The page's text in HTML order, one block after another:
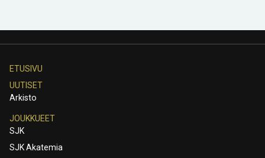
ETUSIVU
UUTISET
Arkisto
JOUKKUEET
SJK
SJK Akatemia